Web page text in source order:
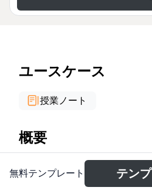
ユースケース
授業ノート
概要
The 'How to use xmind' mind
quick-start guide for new
無料テンプレート テン